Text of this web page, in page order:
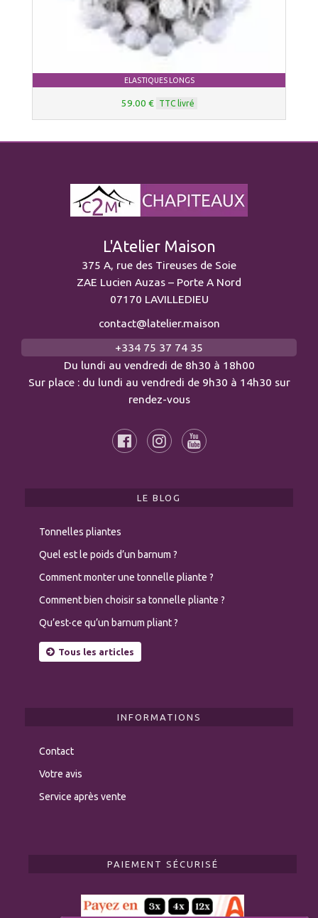
ELASTIQUES LONGS
59.00 € TTC livré
L'Atelier Maison
375 A, rue des Tireuses de Soie
ZAE Lucien Auzas – Porte A Nord
07170 LAVILLEDIEU
contact@latelier.maison
+334 75 37 74 35
Du lundi au vendredi de 8h30 à 18h00
Sur place : du lundi au vendredi de 9h30 à 14h30 sur
rendez-vous
LE BLOG
Tonnelles pliantes
Quel est le poids d’un barnum ?
Comment monter une tonnelle pliante ?
Comment bien choisir sa tonnelle pliante ?
Qu’est-ce qu’un barnum pliant ?
Tous les articles
INFORMATIONS
Contact
Votre avis
Service après vente
PAIEMENT SÉCURISÉ